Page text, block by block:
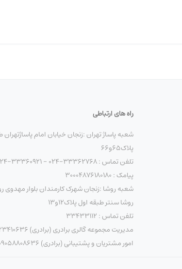
راه های ارتباطی
شعبه پاساژ تهران :زنجان خیابان امام
پلاک۶۵و۶۶
تلفن تماس : 33362768-024 - 33360921-024 - 33360274-024
پیامک : ۳۰۰۰۴۸۷۶۱۸۰۱۸۰
شعبه روشا :زنجان شهرک کارمندان بلوار
روشا سنتر طبقه اول پلاک۱۲و۱۳
تلفن تماس : ۳۳۴۳۳۱۱۲
مدیریت مجموعه گالری برادری (برادری) 09123410636
امور مشتریان و پشتیبانی (برادری) 09058808636